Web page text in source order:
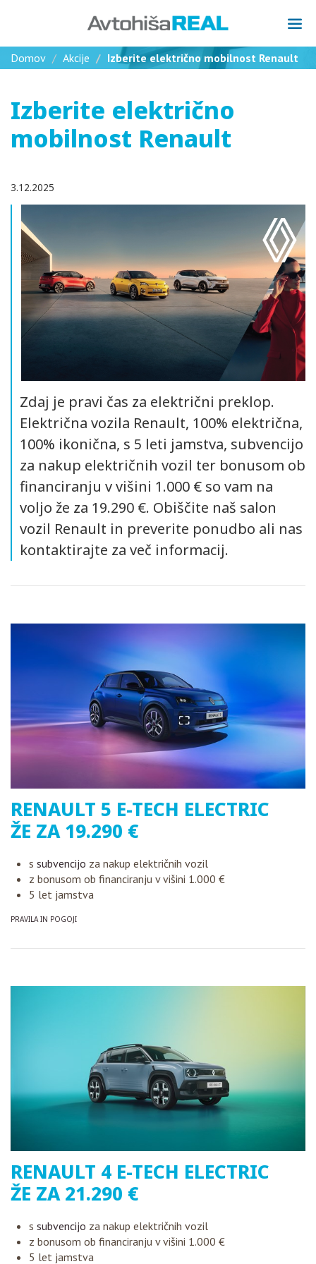
Domov Akcije Izberite električno mobilnost Renault
Izberite električno
mobilnost Renault
3.12.2025
Zdaj je pravi čas za električni preklop.
Električna vozila Renault, 100% električna,
100% ikonična, s 5 leti jamstva, subvencijo
za nakup električnih vozil ter bonusom ob
financiranju v višini 1.000 € so vam na
voljo že za 19.290 €. Obiščite naš salon
vozil Renault in preverite ponudbo ali nas
kontaktirajte za več informacij.
RENAULT 5 E-TECH ELECTRIC
ŽE ZA 19.290 €
s subvencijo za nakup električnih vozil
z bonusom ob financiranju v višini 1.000 €
5 let jamstva
PRAVILA IN POGOJI
RENAULT 4 E-TECH ELECTRIC
ŽE ZA 21.290 €
s subvencijo za nakup električnih vozil
z bonusom ob financiranju v višini 1.000 €
5 let jamstva